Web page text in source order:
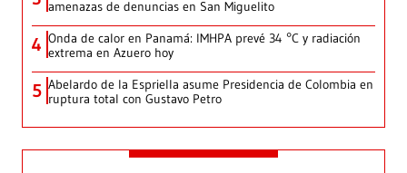
amenazas de denuncias en San Miguelito
4 Onda de calor en Panamá: IMHPA prevé 34 °C y radiación
extrema en Azuero hoy
5 Abelardo de la Espriella asume Presidencia de Colombia en
ruptura total con Gustavo Petro